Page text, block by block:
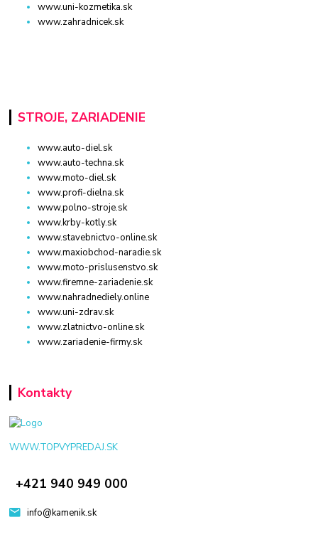
www.uni-kozmetika.sk
www.zahradnicek.sk
STROJE, ZARIADENIE
www.auto-diel.sk
www.auto-techna.sk
www.moto-diel.sk
www.profi-dielna.sk
www.polno-stroje.sk
www.krby-kotly.sk
www.stavebnictvo-online.sk
www.maxiobchod-naradie.sk
www.moto-prislusenstvo.sk
www.firemne-zariadenie.sk
www.nahradnediely.online
www.uni-zdrav.sk
www.zlatnictvo-online.sk
www.zariadenie-firmy.sk
Kontakty
WWW.TOPVYPREDAJ.SK
+421 940 949 000
info@kamenik.sk